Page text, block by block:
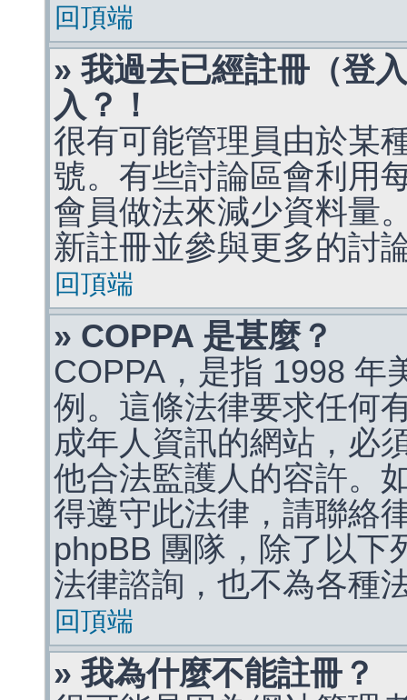
回頂端
» 我過去已經註冊（登
入？！
很有可能管理員由於某
號。有些討論區會利用
會員做法來減少資料量
新註冊並參與更多的討
回頂端
» COPPA 是甚麼？
COPPA，是指 1998 年
例。這條法律要求任何
成年人資訊的網站，必
他合法監護人的容許。
得遵守此法律，請聯絡
phpBB 團隊，除了以下
法律諮詢，也不為各種
回頂端
» 我為什麼不能註冊？